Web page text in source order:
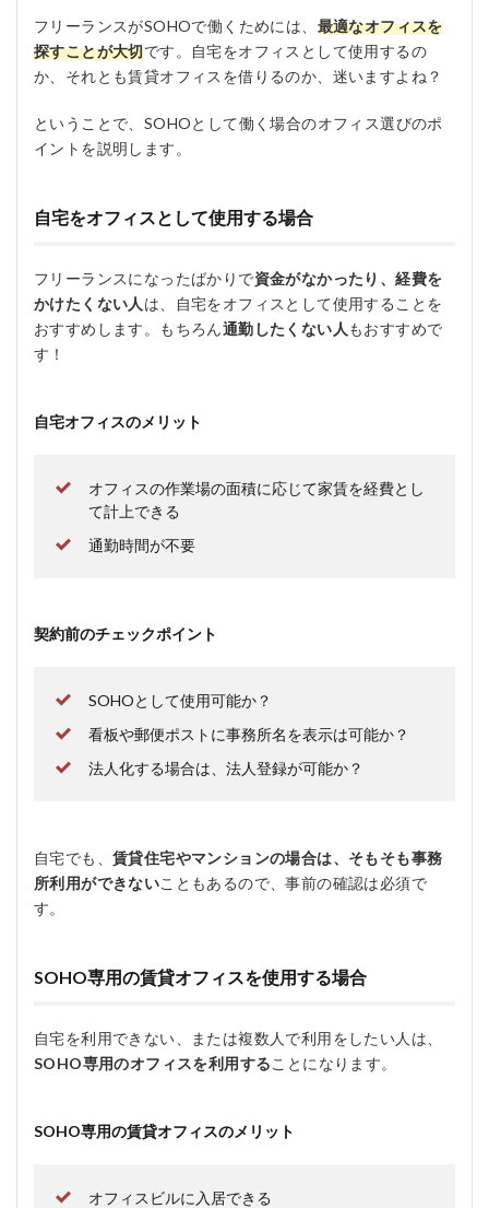
フリーランスがSOHOで働くためには、 最適なオフィスを
探すことが大切です。自宅をオフィスとして使用するの
か、それとも賃貸オフィスを借りるのか、迷いますよね？
ということで、SOHOとして働く場合のオフィス選びのポ
イントを説明します。
自宅をオフィスとして使用する場合
フリーランスになったばかりで資金がなかったり、経費を
かけたくない人 は、自宅をオフィスとして使用することを
おすすめします。もちろん通勤したくない人 もおすすめで
す！
自宅オフィスのメリット
オフィスの作業場の面積に応じて家賃を経費とし
て計上できる
通勤時間が不要
契約前のチェックポイント
SOHOとして使用可能か？
看板や郵便ポストに事務所名を表示は可能か？
法人化する場合は、法人登録が可能か？
自宅でも、 賃貸住宅やマンションの場合は、そもそも事務
所利用ができないこともあるので、事前の確認は必須で
す。
SOHO専用の賃貸オフィスを使用する場合
自宅を利用できない、または複数人で利用をしたい人は、
SOHO専用のオフィスを利用することになります。
SOHO専用の賃貸オフィスのメリット
オフィスビルに入居できる